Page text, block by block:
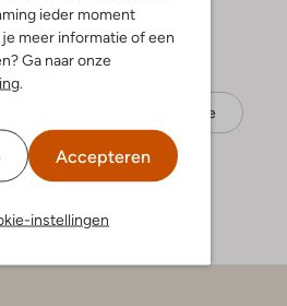
ieder moment
meer informatie of een
Ga naar onze
Accepteren
instellingen
Suède